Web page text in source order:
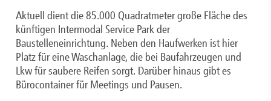
Aktuell dient die 85.000 Quadratmeter große Fläche des
künftigen Intermodal Service Park der
Baustelleneinrichtung. Neben den Haufwerken ist hier
Platz für eine Waschanlage, die bei Baufahrzeugen und
Lkw für saubere Reifen sorgt. Darüber hinaus gibt es
Bürocontainer für Meetings und Pausen.